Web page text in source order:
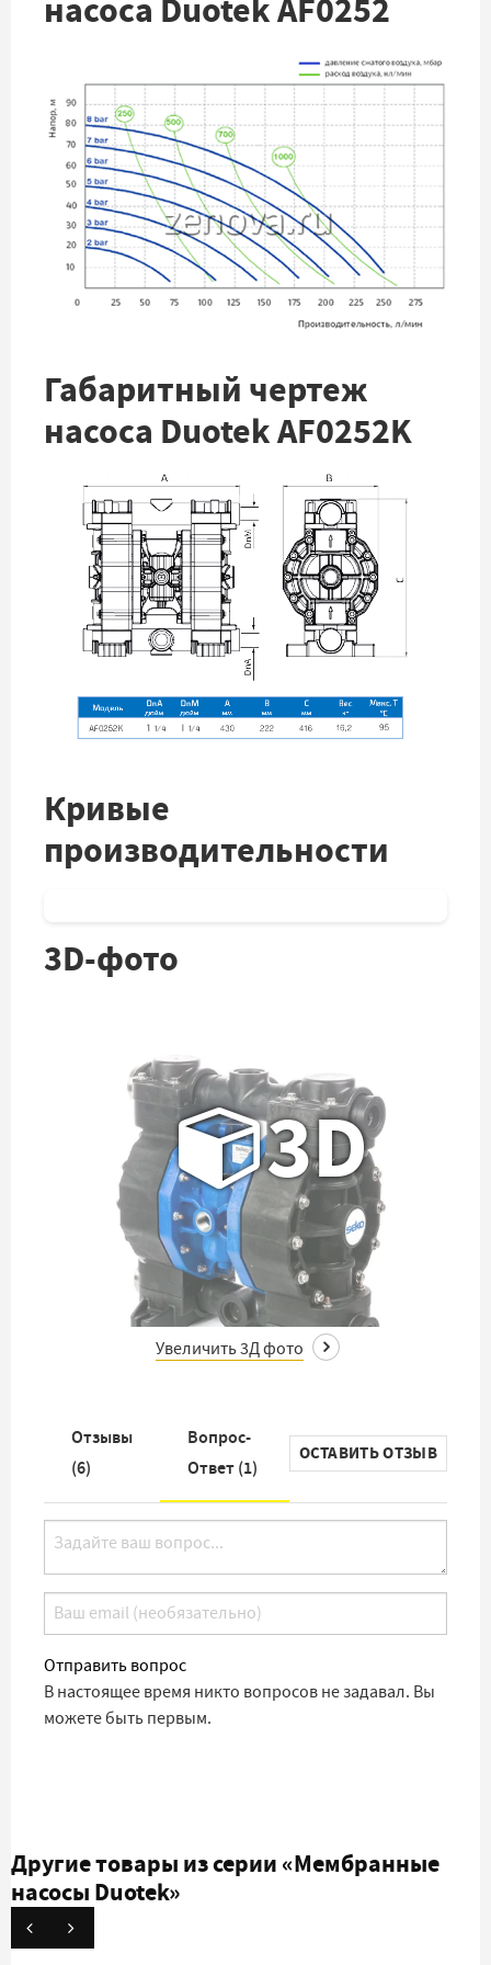
насоса Duotek AF0252
Габаритный чертеж
насоса Duotek AF0252K
Кривые
производительности
3D-фото
3D
Увеличить 3Д фото
Отзывы
(6)
Вопрос-
Ответ (1)
ОСТАВИТЬ ОТЗЫВ
Отправить вопрос
В настоящее время никто вопросов не задавал. Вы
можете быть первым.
Другие товары из серии«Мембранные
насосы Duotek»